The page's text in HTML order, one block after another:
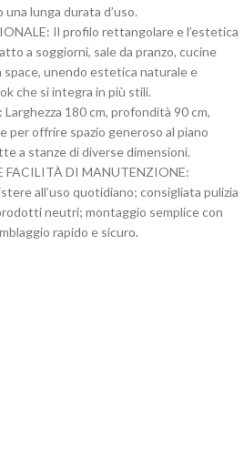
lunga durata d’uso.
Il profilo rettangolare e l’estetica
a soggiorni, sale da pranzo, cucine
space, unendo estetica naturale e
che si integra in più stili.
180 cm, profondità 90 cm,
per offrire spazio generoso al piano
a stanze di diverse dimensioni.
FACILITÀ DI MANUTENZIONE:
all’uso quotidiano; consigliata pulizia
neutri; montaggio semplice con
rapido e sicuro.